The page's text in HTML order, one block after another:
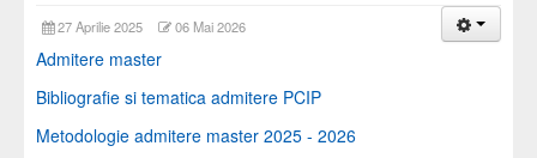
27 Aprilie 2025 06 Mai 2026
Admitere master
Bibliografie si tematica admitere PCIP
Metodologie admitere master 2025 - 2026